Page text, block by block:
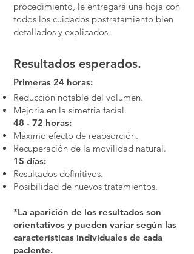
procedimiento, le entregará una hoja con
todos los cuidados postratamiento bien
detallados y explicados.
Resultados esperados.
Primeras 24 horas:
Reducción notable del volumen.
Mejoría en la simetría facial.
48 - 72 horas:
Máximo efecto de reabsorción.
Recuperación de la movilidad natural.
15 días:
Resultados definitivos.
Posibilidad de nuevos tratamientos.
*La aparición de los resultados son
orientativos y pueden variar según las
características individuales de cada
paciente.